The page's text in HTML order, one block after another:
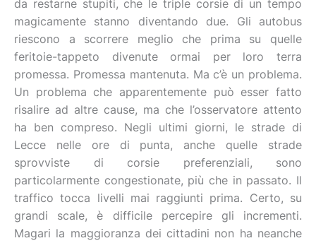
da restarne stupiti, che le triple corsie di un tempo
magicamente stanno diventando due. Gli autobus
riescono a scorrere meglio che prima su quelle
feritoie-tappeto divenute ormai per loro terra
promessa. Promessa mantenuta. Ma c’è un problema.
Un problema che apparentemente può esser fatto
risalire ad altre cause, ma che l’osservatore attento
ha ben compreso. Negli ultimi giorni, le strade di
Lecce nelle ore di punta, anche quelle strade
sprovviste di corsie preferenziali, sono
particolarmente congestionate, più che in passato. Il
traffico tocca livelli mai raggiunti prima. Certo, su
grandi scale, è difficile percepire gli incrementi.
Magari la maggioranza dei cittadini non ha neanche